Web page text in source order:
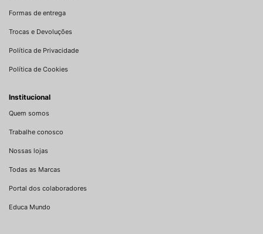
Formas de entrega
Trocas e Devoluções
Política de Privacidade
Política de Cookies
Institucional
Quem somos
Trabalhe conosco
Nossas lojas
Todas as Marcas
Portal dos colaboradores
Educa Mundo